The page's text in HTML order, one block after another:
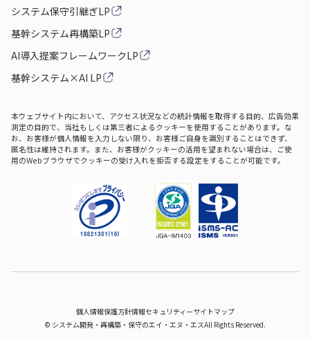
システム保守引継ぎLP
基幹システム再構築LP
AI導入提案フレームワークLP
基幹システム×AI LP
本ウェブサイト内において、アクセス状況などの統計情報を取得する目的、広告効果
測定の目的で、当社もしくは第三者によるクッキーを使用することがあります。な
お、お客様が個人情報を入力しない限り、お客様ご自身を識別することはできず、
匿名性は維持されます。また、お客様がクッキーの活用を望まれない場合は、ご使
用のWebブラウザでクッキーの受け入れを拒否する設定をすることが可能です。
© システム開発‧再構築‧保守のエイ‧エヌ‧エスAll Rights Reserved.
個人情報保護方針情報セキュリティーサイトマップ